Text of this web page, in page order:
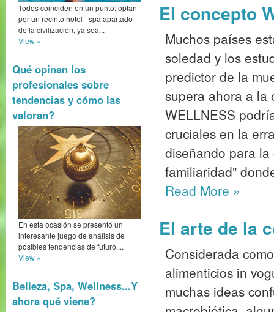
Todos coinciden en un punto: optan
por un recinto hotel - spa apartado
de la civilización, ya sea...
View »
Qué opinan los
profesionales sobre
tendencias y cómo las
valoran?
En esta ocasión se presentó un
interesante juego de análisis de
posibles tendencias de futuro....
View »
Belleza, Spa, Wellness...Y
ahora qué viene?
El concepto
Muchos países
soledad y los
predictor de la
supera ahora a la
WELLNESS
cruciales en la
diseñando para la
familiaridad"
Read More »
El arte de la
Considerada
alimenticios in
muchas ideas